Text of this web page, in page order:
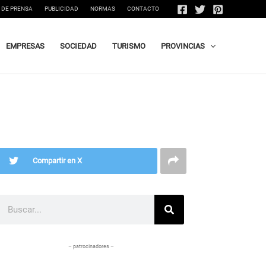
PRENSA PUBLICIDAD NORMAS CONTACTO
EMPRESAS SOCIEDAD TURISMO PROVINCIAS
Compartir en X
– patrocinadores –